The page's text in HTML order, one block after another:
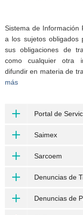
Sistema de Información
a los sujetos obligados
sus obligaciones de
como cualquier otra
difundir en materia de
más
Portal de
Saimex
Sarcoem
Denuncias de
Denuncias de